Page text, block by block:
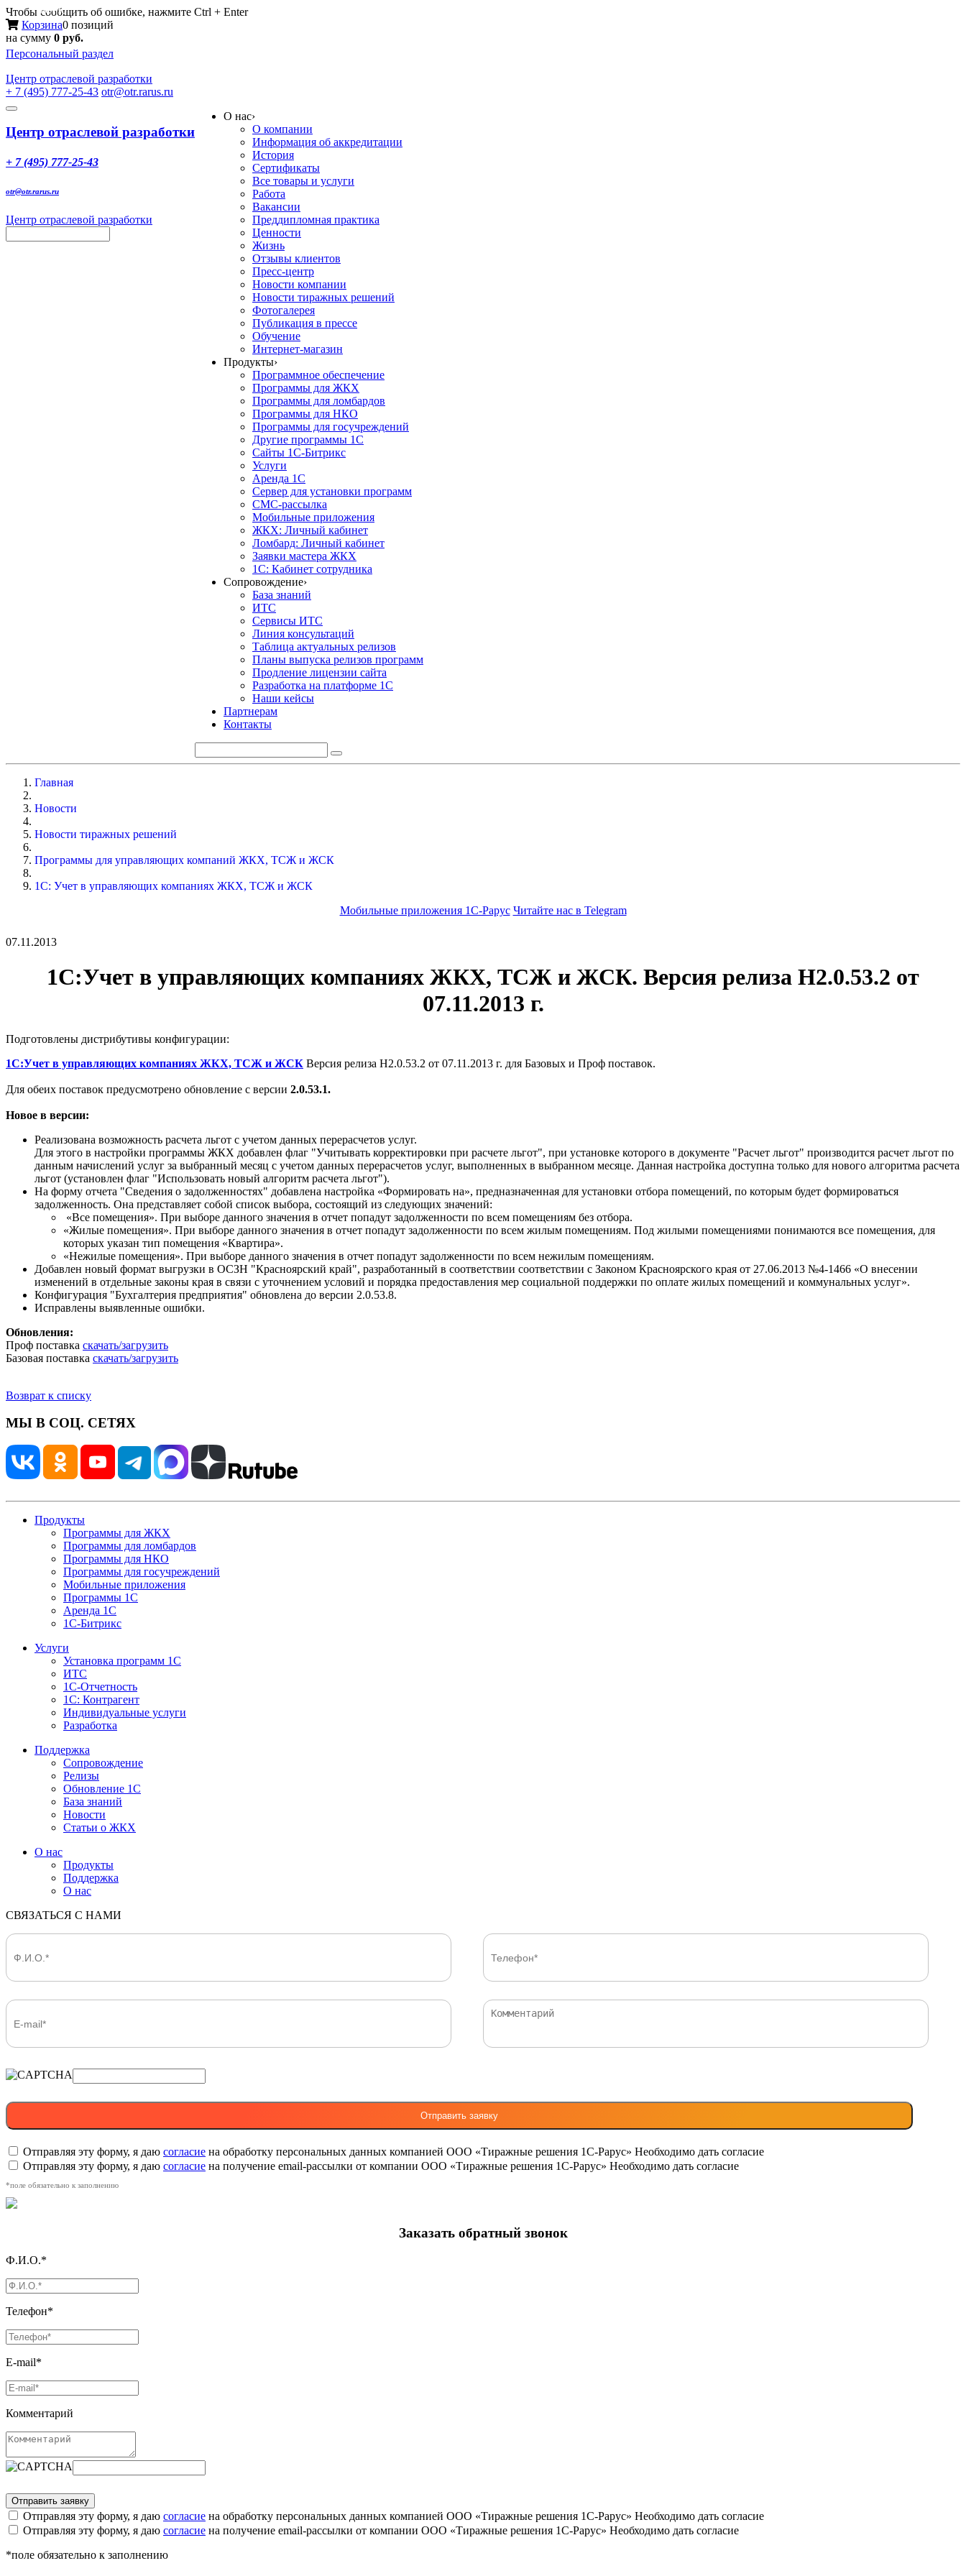
Чтобы сообщить об ошибке, нажмите Ctrl + Enter
Корзина0 позиций
на сумму 0 руб.
Персональный раздел
Центр отраслевой разработки
+ 7 (495) 777-25-43 otr@otr.rarus.ru
Toggle
Меню
Центр отраслевой разработки
+ 7 (495) 777-25-43
otr@otr.rarus.ru
Центр отраслевой разработки
О нас›
О компании
Информация об аккредитации
История
Сертификаты
Все товары и услуги
Работа
Вакансии
Преддипломная практика
Ценности
Жизнь
Отзывы клиентов
Пресс-центр
Новости компании
Новости тиражных решений
Фотогалерея
Публикация в прессе
Обучение
Интернет-магазин
Продукты›
Программное обеспечение
Программы для ЖКХ
Программы для ломбардов
Программы для НКО
Программы для госучреждений
Другие программы 1С
Сайты 1С-Битрикс
Услуги
Аренда 1С
Сервер для установки программ
СМС-рассылка
Мобильные приложения
ЖКХ: Личный кабинет
Ломбард: Личный кабинет
Заявки мастера ЖКХ
1С: Кабинет сотрудника
Сопровождение›
База знаний
ИТС
Сервисы ИТС
Линия консультаций
Таблица актуальных релизов
Планы выпуска релизов программ
Продление лицензии сайта
Разработка на платформе 1С
Наши кейсы
Партнерам
Контакты
Главная
Новости
Новости тиражных решений
Программы для управляющих компаний ЖКХ, ТСЖ и ЖСК
1С: Учет в управляющих компаниях ЖКХ, ТСЖ и ЖСК
Мобильные приложения 1С-Рарус Читайте нас в Telegram
07.11.2013
1С:Учет в управляющих компаниях ЖКХ, ТСЖ и ЖСК. Версия релиза Н2.0.53.2 от
07.11.2013 г.
Подготовлены дистрибутивы конфигурации:
1С:Учет в управляющих компаниях ЖКХ, ТСЖ и ЖСК Версия релиза Н2.0.53.2 от 07.11.2013 г. для Базовых и Проф поставок.
Для обеих поставок предусмотрено обновление с версии 2.0.53.1.
Новое в версии:
Реализована возможность расчета льгот с учетом данных перерасчетов услуг.
Для этого в настройки программы ЖКХ добавлен флаг "Учитывать корректировки при расчете льгот", при установке которого в документе "Расчет льгот" производится расчет льгот по
данным начислений услуг за выбранный месяц с учетом данных перерасчетов услуг, выполненных в выбранном месяце. Данная настройка доступна только для нового алгоритма расчета
льгот (установлен флаг "Использовать новый алгоритм расчета льгот").
На форму отчета "Сведения о задолженностях" добавлена настройка «Формировать на», предназначенная для установки отбора помещений, по которым будет формироваться
задолженность. Она представляет собой список выбора, состоящий из следующих значений:
«Все помещения». При выборе данного значения в отчет попадут задолженности по всем помещениям без отбора.
«Жилые помещения». При выборе данного значения в отчет попадут задолженности по всем жилым помещениям. Под жилыми помещениями понимаются все помещения, для
которых указан тип помещения «Квартира».
«Нежилые помещения». При выборе данного значения в отчет попадут задолженности по всем нежилым помещениям.
Добавлен новый формат выгрузки в ОСЗН "Красноярский край", разработанный в соответствии соответствии с Законом Красноярского края от 27.06.2013 №4-1466 «О внесении
изменений в отдельные законы края в связи с уточнением условий и порядка предоставления мер социальной поддержки по оплате жилых помещений и коммунальных услуг».
Конфигурация "Бухгалтерия предприятия" обновлена до версии 2.0.53.8.
Исправлены выявленные ошибки.
Обновления:
Проф поставка скачать/загрузить
Базовая поставка скачать/загрузить
Возврат к списку
МЫ В СОЦ. СЕТЯХ
Продукты
Программы для ЖКХ
Программы для ломбардов
Программы для НКО
Программы для госучреждений
Мобильные приложения
Программы 1С
Аренда 1С
1С-Битрикс
Услуги
Установка программ 1С
ИТС
1С-Отчетность
1С: Контрагент
Индивидуальные услуги
Разработка
Поддержка
Сопровождение
Релизы
Обновление 1С
База знаний
Новости
Статьи о ЖКХ
О нас
Продукты
Поддержка
О нас
СВЯЗАТЬСЯ С НАМИ
Отправляя эту форму, я даю согласие на обработку персональных данных компанией ООО «Тиражные решения 1С-Рарус» Необходимо дать согласие
Отправляя эту форму, я даю согласие на получение email-рассылки от компании ООО «Тиражные решения 1С-Рарус» Необходимо дать согласие
*поле обязательно к заполнению
Заказать обратный звонок
Ф.И.О.*
Телефон*
E-mail*
Комментарий
Отправляя эту форму, я даю согласие на обработку персональных данных компанией ООО «Тиражные решения 1С-Рарус» Необходимо дать согласие
Отправляя эту форму, я даю согласие на получение email-рассылки от компании ООО «Тиражные решения 1С-Рарус» Необходимо дать согласие
*поле обязательно к заполнению